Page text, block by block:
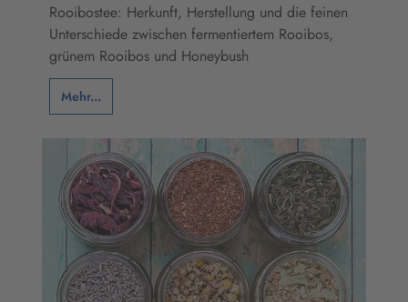
Rooibostee: Herkunft, Herstellung und die feinen
Unterschiede zwischen fermentiertem Rooibos,
grünem Rooibos und Honeybush
Mehr...